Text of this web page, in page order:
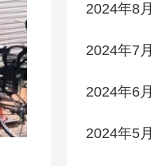
2024年8月
2024年7月
2024年6月
2024年5月